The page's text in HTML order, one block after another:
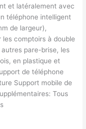
et latéralement avec
téléphone intelligent
de largeur),
comptoirs à double
pare-brise, les
en plastique et
de téléphone
Support mobile de
Tous